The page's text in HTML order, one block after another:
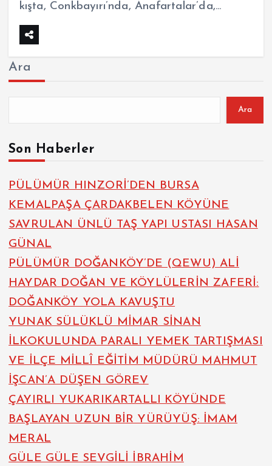
kışta, Conkbayırı’nda, Anafartalar’da,…
Ara
Ara
Son Haberler
PÜLÜMÜR HINZORİ’DEN BURSA
KEMALPAŞA ÇARDAKBELEN KÖYÜNE
SAVRULAN ÜNLÜ TAŞ YAPI USTASI HASAN
GÜNAL
PÜLÜMÜR DOĞANKÖY’DE (QEWU) ALİ
HAYDAR DOĞAN VE KÖYLÜLERİN ZAFERİ:
DOĞANKÖY YOLA KAVUŞTU
YUNAK SÜLÜKLÜ MİMAR SİNAN
İLKOKULUNDA PARALI YEMEK TARTIŞMASI
VE İLÇE MİLLÎ EĞİTİM MÜDÜRÜ MAHMUT
İŞCAN’A DÜŞEN GÖREV
ÇAYIRLI YUKARIKARTALLI KÖYÜNDE
BAŞLAYAN UZUN BİR YÜRÜYÜŞ: İMAM
MERAL
GÜLE GÜLE SEVGİLİ İBRAHİM